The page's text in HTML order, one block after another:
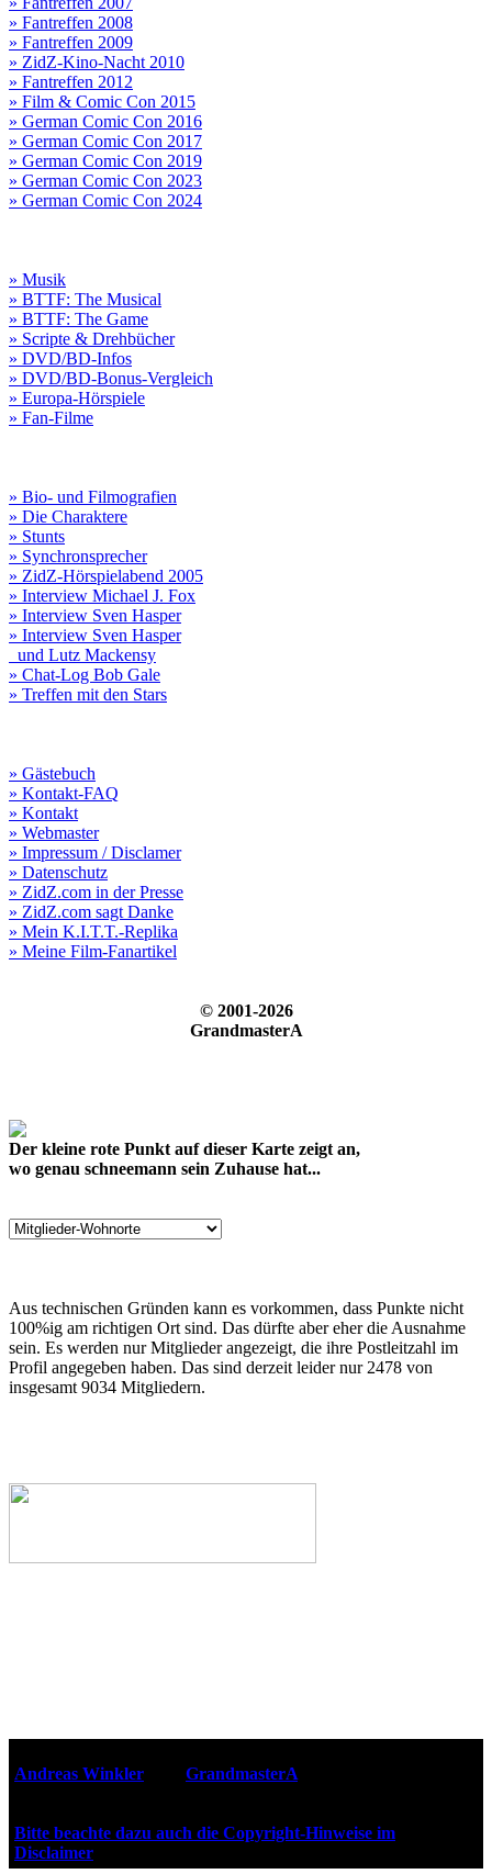
» Fantreffen 2008
» Fantreffen 2009
» ZidZ-Kino-Nacht 2010
» Fantreffen 2012
» Film & Comic Con 2015
» German Comic Con 2016
» German Comic Con 2017
» German Comic Con 2019
» German Comic Con 2023
» German Comic Con 2024
» Musik
» BTTF: The Musical
» BTTF: The Game
» Scripte & Drehbücher
» DVD/BD-Infos
» DVD/BD-Bonus-Vergleich
» Europa-Hörspiele
» Fan-Filme
» Bio- und Filmografien
» Die Charaktere
» Stunts
» Synchronsprecher
» ZidZ-Hörspielabend 2005
» Interview Michael J. Fox
» Interview Sven Hasper
» Interview Sven Hasper
und Lutz Mackensy
» Chat-Log Bob Gale
» Treffen mit den Stars
» Gästebuch
» Kontakt-FAQ
» Kontakt
» Webmaster
» Impressum / Disclamer
» Datenschutz
» ZidZ.com in der Presse
» ZidZ.com sagt Danke
» Mein K.I.T.T.-Replika
» Meine Film-Fanartikel
© 2001-2026
GrandmasterA
Der kleine rote Punkt auf dieser Karte zeigt an,
wo genau schneemann sein Zuhause hat...
Aus technischen Gründen kann es vorkommen, dass Punkte nicht
100%ig am richtigen Ort sind. Das dürfte aber eher die Ausnahme
sein. Es werden nur Mitglieder angezeigt, die ihre Postleitzahl im
Profil angegeben haben. Das sind derzeit leider nur 2478 von
insgesamt 9034 Mitgliedern.
Andreas Winkler
GrandmasterA
Bitte beachte dazu auch die Copyright-Hinweise im
Disclaimer